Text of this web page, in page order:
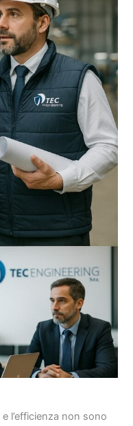
l’efficienza non sono